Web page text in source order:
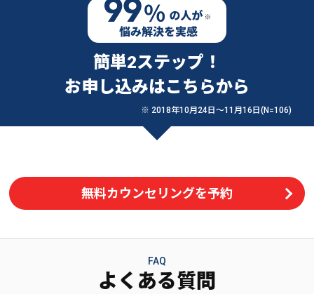
簡単2ステップ！
お申し込みはこちらから
※ 2018年10月24日〜11月16日(N=106)
無料カウンセリングを予約
FAQ
よくある質問